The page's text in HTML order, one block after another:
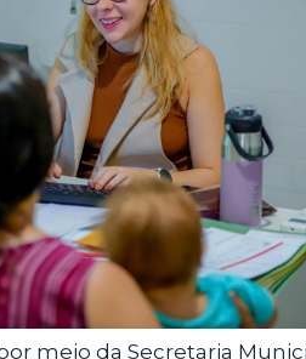
e
meio da Secretaria